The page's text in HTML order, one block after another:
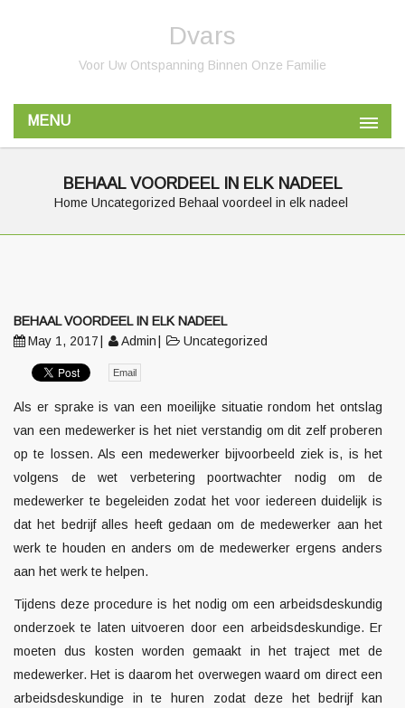
Dvars
Voor Uw Ontspanning Binnen Onze Familie
MENU
BEHAAL VOORDEEL IN ELK NADEEL
Home Uncategorized Behaal voordeel in elk nadeel
BEHAAL VOORDEEL IN ELK NADEEL
May 1, 2017
Admin Uncategorized
Email
Als er sprake is van een moeilijke situatie rondom het ontslag
van een medewerker is het niet verstandig om dit zelf proberen
op te lossen. Als een medewerker bijvoorbeeld ziek is, is het
volgens de wet verbetering poortwachter nodig om de
medewerker te begeleiden zodat het voor iedereen duidelijk is
dat het bedrijf alles heeft gedaan om de medewerker aan het
werk te houden en anders om de medewerker ergens anders
aan het werk te helpen.
Tijdens deze procedure is het nodig om een arbeidsdeskundig
onderzoek te laten uitvoeren door een arbeidsdeskundige. Er
moeten dus kosten worden gemaakt in het traject met de
medewerker. Het is daarom het overwegen waard om direct een
arbeidsdeskundige in te huren zodat deze het bedrijf kan